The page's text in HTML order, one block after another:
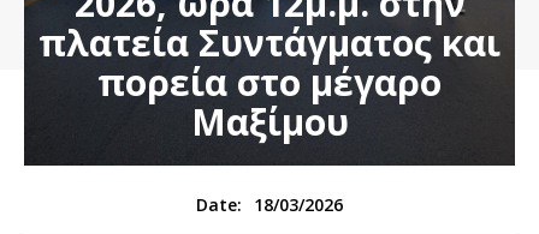
πλατεία Συντάγματος και
πορεία στο μέγαρο
Μαξίμου
Date: 18/03/2026